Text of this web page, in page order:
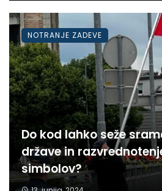
Do kod lahko seže
države in
simbolov?
NOTRANJE ZADEVE